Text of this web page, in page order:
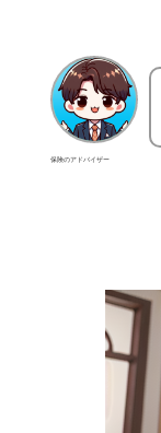
保険のアドバイザー